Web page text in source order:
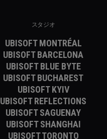
スタジオ
UBISOFT MONTRÉAL
UBISOFT BARCELONA
UBISOFT BLUE BYTE
UBISOFT BUCHAREST
UBISOFT KYIV
UBISOFT REFLECTIONS
UBISOFT SAGUENAY
UBISOFT SHANGHAI
UBISOFT TORONTO